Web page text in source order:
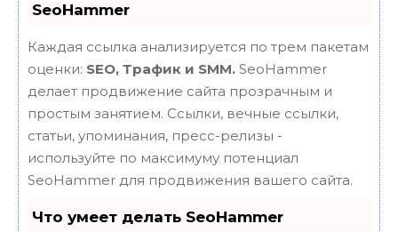
SeoHammer
Каждая ссылка анализируется по трем пакетам
оценки: SEO, Трафик и SMM. SeoHammer
делает продвижение сайта прозрачным и
простым занятием. Ссылки, вечные ссылки,
статьи, упоминания, пресс-релизы -
используйте по максимуму потенциал
SeoHammer для продвижения вашего сайта.
Что умеет делать SeoHammer